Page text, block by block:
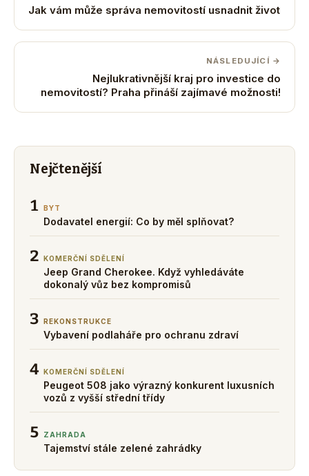
Jak vám může správa nemovitostí usnadnit život
NÁSLEDUJÍCÍ →
Nejlukrativnější kraj pro investice do
nemovitostí? Praha přináší zajímavé možnosti!
Nejčtenější
1 BYT
Dodavatel energií: Co by měl splňovat?
2 KOMERČNÍ SDĚLENÍ
Jeep Grand Cherokee. Když vyhledáváte
dokonalý vůz bez kompromisů
3 REKONSTRUKCE
Vybavení podlaháře pro ochranu zdraví
4 KOMERČNÍ SDĚLENÍ
Peugeot 508 jako výrazný konkurent luxusních
vozů z vyšší střední třídy
5 ZAHRADA
Tajemství stále zelené zahrádky